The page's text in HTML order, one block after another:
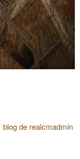
blog de realcmadmin